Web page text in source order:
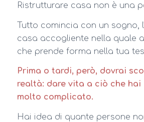
Ristrutturare casa non è una
Tutto comincia con un sogno,
casa accogliente nella quale
che prende forma nella tua
Prima o tardi, però, dovrai
realtà: dare vita a ciò che hai
molto complicato.
Hai idea di quante persone